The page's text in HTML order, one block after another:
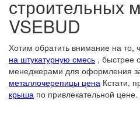
строительных
VSEBUD
Хотим обратить внимание на то,
на штукатурную смесь , быстрее
менеджерами для оформления
металлочерепицы цена Кстати,
крыша по привлекательной цене.